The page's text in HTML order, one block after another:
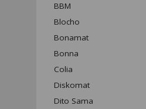
BBM
Blocho
Bonamat
Bonna
Colia
Diskomat
Dito Sama